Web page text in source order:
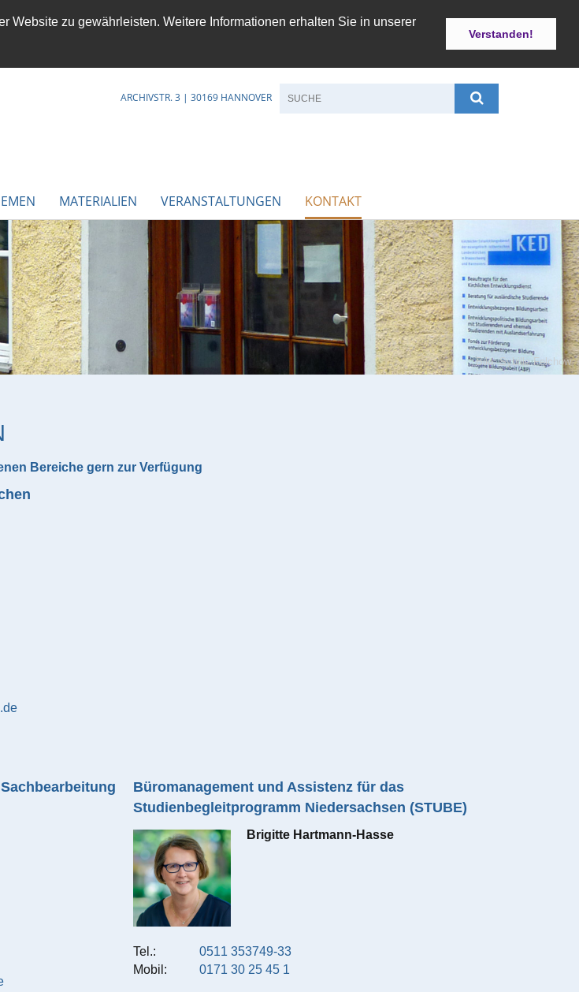
zu gewährleisten. Weitere Informationen erhalten Sie in unserer
Verstanden!
ARCHIVSTR. 3 | 30169 HANNOVER
MATERIALIEN VERANSTALTUNGEN KONTAKT
Bild: Sybille Felchow
Bereiche gern zur Verfügung
Büromanagement und Assistenz für das
Studienbegleitprogramm Niedersachsen (STUBE)
Brigitte Hartmann-Hasse
Tel.:
0511 353749-33
Mobil:
0171 30 25 45 1